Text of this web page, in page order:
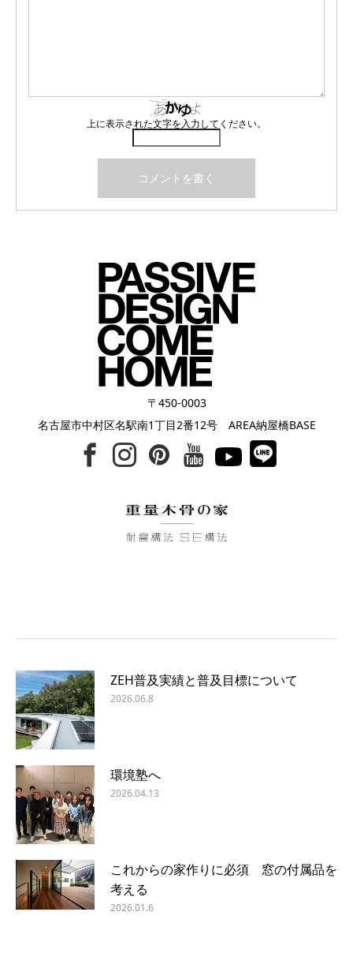
上に表示された文字を入力してください。
〒450-0003
名古屋市中村区名駅南1丁目2番12号 AREA納屋橋BASE
ZEH普及実績と普及目標について
2026.06.8
環境塾へ
2026.04.13
これからの家作りに必須 窓の付属品を
考える
2026.01.6